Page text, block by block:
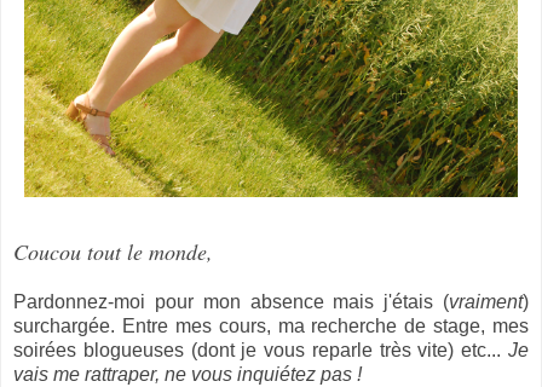
Coucou tout le monde,
Pardonnez-moi pour mon absence mais j'étais (vraiment)
surchargée. Entre mes cours, ma recherche de stage, mes
soirées blogueuses (dont je vous reparle très vite) etc... Je
vais me rattraper, ne vous inquiétez pas !